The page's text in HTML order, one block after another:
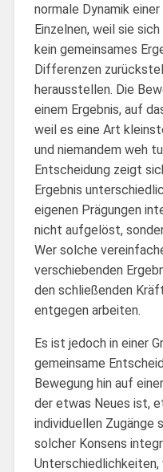
normale Dynamik
Einzelnen, weil sie
kein gemeinsames
Differenzen
herausstellen. Die
einem Ergebnis, auf
weil es eine Art
und niemandem weh
Entscheidung zeigt
Ergebnis
eigenen Prägungen
nicht aufgelöst,
Wer solche
verschiebenden
den schließenden
entgegen arbeiten.
Es ist jedoch in einer
gemeinsame
Bewegung hin auf
der etwas Neues ist,
individuellen Zugänge
solcher Konsens
Unterschiedlichkeiten,